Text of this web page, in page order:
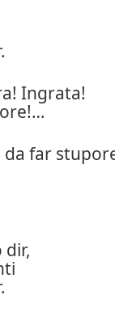
Ingrata!
da far
dir,